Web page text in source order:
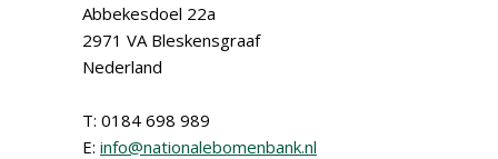
Abbekesdoel 22a
2971 VA Bleskensgraaf
Nederland
T: 0184 698 989
E: info@nationalebomenbank.nl